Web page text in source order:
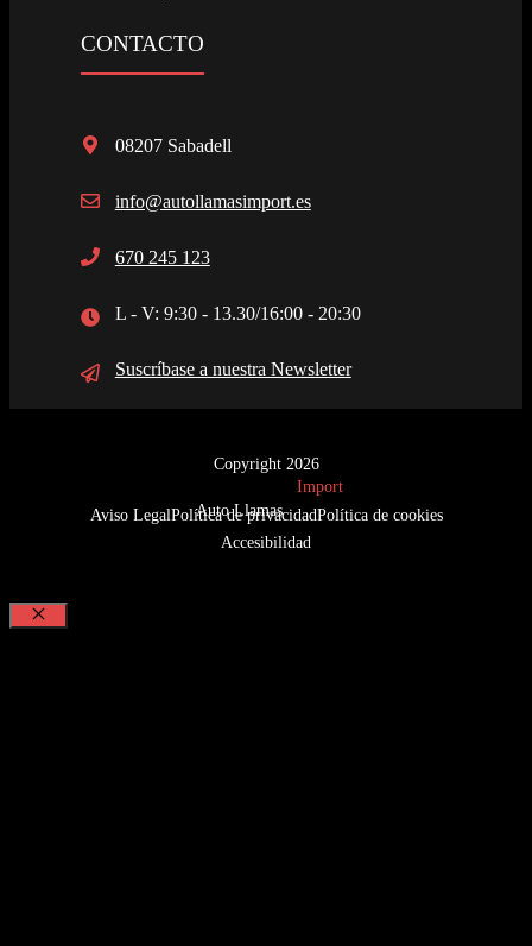
CONTACTO
08207 Sabadell
info@autollamasimport.es
670 245 123
L - V: 9:30 - 13.30/16:00 - 20:30
Suscríbase a nuestra Newsletter
Copyright 2026
Auto Llamas
Import
Aviso LegalPolítica de privacidadPolítica de cookies
Accesibilidad
Cerrar